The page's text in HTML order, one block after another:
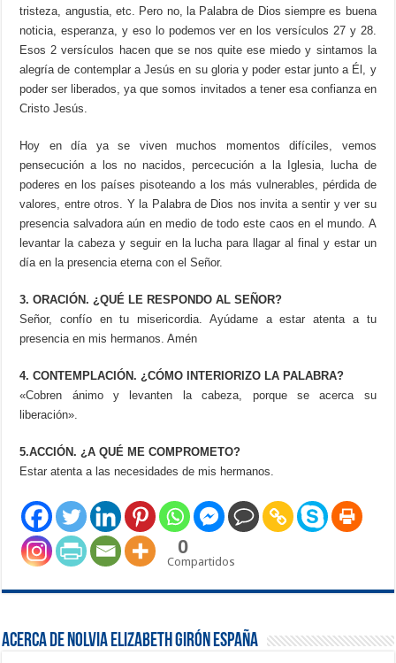
tristeza, angustia, etc. Pero no, la Palabra de Dios siempre es buena
noticia, esperanza, y eso lo podemos ver en los versículos 27 y 28.
Esos 2 versículos hacen que se nos quite ese miedo y sintamos la
alegría de contemplar a Jesús en su gloria y poder estar junto a Él, y
poder ser liberados, ya que somos invitados a tener esa confianza en
Cristo Jesús.
Hoy en día ya se viven muchos momentos difíciles, vemos
pensecución a los no nacidos, percecución a la Iglesia, lucha de
poderes en los países pisoteando a los más vulnerables, pérdida de
valores, entre otros. Y la Palabra de Dios nos invita a sentir y ver su
presencia salvadora aún en medio de todo este caos en el mundo. A
levantar la cabeza y seguir en la lucha para llagar al final y estar un
día en la presencia eterna con el Señor.
3. ORACIÓN. ¿QUÉ LE RESPONDO AL SEÑOR?
Señor, confío en tu misericordia. Ayúdame a estar atenta a tu
presencia en mis hermanos. Amén
4. CONTEMPLACIÓN. ¿CÓMO INTERIORIZO LA PALABRA?
«Cobren ánimo y levanten la cabeza, porque se acerca su
liberación».
5.ACCIÓN. ¿A QUÉ ME COMPROMETO?
Estar atenta a las necesidades de mis hermanos.
0
Compartidos
Acerca de Nolvia Elizabeth Girón España